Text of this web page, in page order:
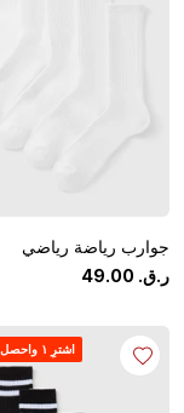
جوارب رياضة رياضي
ر.ق.
49.00
اشترِ ١ واحصل على ١ مجاناً